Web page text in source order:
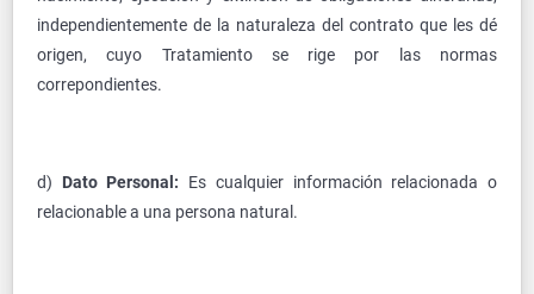
independientemente de la naturaleza del contrato que les dé
origen, cuyo Tratamiento se rige por las normas
correpondientes.
d) Dato Personal: Es cualquier información relacionada o
relacionable a una persona natural.